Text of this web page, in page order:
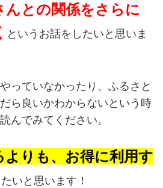
んとの関係をさらに
というお話をしたいと思いま
っていなかったり、ふるさと
ら良いかわからないという時
んでみてください。
よりも、お得に利用す
いと思います！